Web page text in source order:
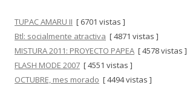
TUPAC AMARU II [ 6701 vistas ]
Btl: socialmente atractiva [ 4871 vistas ]
MISTURA 2011: PROYECTO PAPEA [ 4578 vistas ]
FLASH MODE 2007 [ 4551 vistas ]
OCTUBRE, mes morado [ 4494 vistas ]